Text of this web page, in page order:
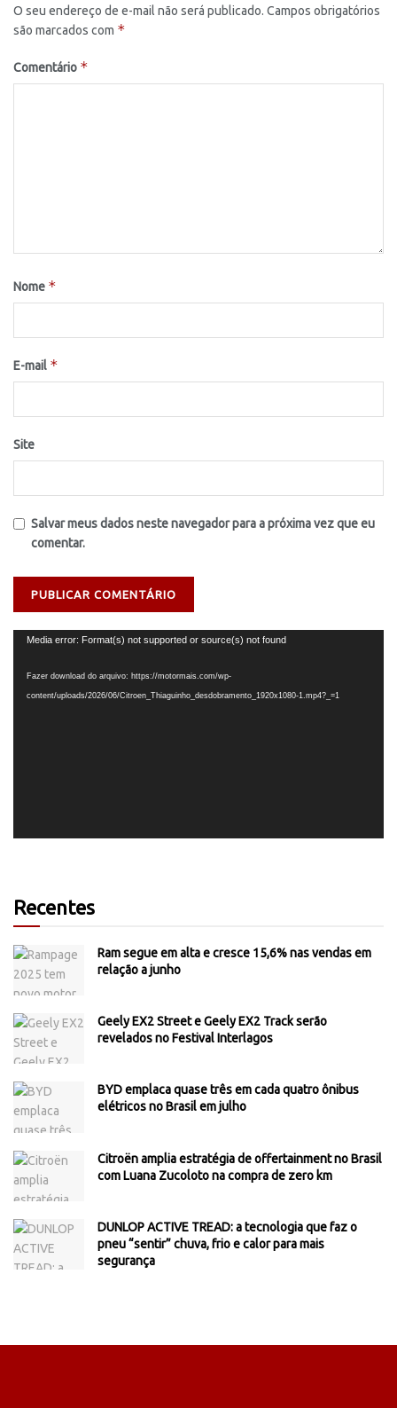
O seu endereço de e-mail não será publicado. Campos obrigatórios
são marcados com *
Comentário *
Nome *
E-mail *
Site
Salvar meus dados neste navegador para a próxima vez que eu
comentar.
Tocador
vídeo
Media error: Format(s) not supported or source(s) not found
Fazer download do arquivo: https://motormais.com/wp-
content/uploads/2026/06/Citroen_Thiaguinho_desdobramento_1920x1080-1.mp4?_=1
Recentes
Ram segue em alta e cresce 15,6% nas vendas em
relação a junho
Geely EX2 Street e Geely EX2 Track serão
revelados no Festival Interlagos
BYD emplaca quase três em cada quatro ônibus
elétricos no Brasil em julho
Citroën amplia estratégia de offertainment no Brasil
com Luana Zucoloto na compra de zero km
DUNLOP ACTIVE TREAD: a tecnologia que faz o
pneu “sentir” chuva, frio e calor para mais
segurança